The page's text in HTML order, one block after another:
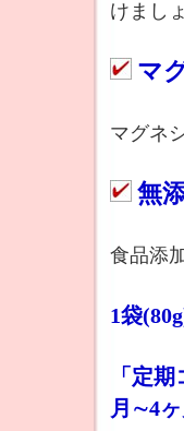
けまし
マ
マグネ
無
食品添
1袋
「定期
月∼4ヶ